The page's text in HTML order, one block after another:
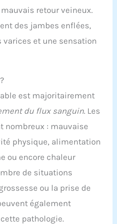
retour veineux.
des jambes enflées,
et une sensation
est majoritairement
du flux sanguin. Les
nombreux : mauvaise
physique, alimentation
ou encore chaleur
de situations
ou la prise de
également
pathologie.